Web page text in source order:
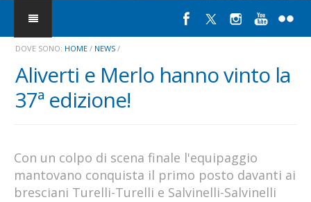
26/01/2026:
DOVE SONO: HOME / NEWS /
Aliverti e Merlo hanno vinto la
37ª edizione!
Con un colpo di scena finale l'equipaggio
mantovano conquista il primo posto davanti ai
bresciani Turelli-Turelli e Salvinelli-Salvinelli